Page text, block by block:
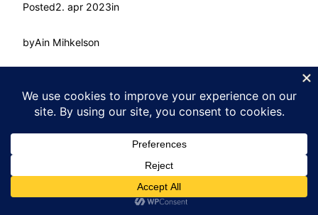
Posted2. apr 2023in
byAin Mihkelson
Kasvu Labor Proudly powered byWordPress